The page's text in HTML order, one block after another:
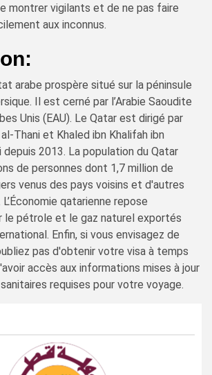
montrer vigilants et de ne pas faire
aux inconnus.
arabe prospère situé sur la péninsule
Il est cerné par l’Arabie Saoudite
Unis (EAU). Le Qatar est dirigé par
Thani et Khaled ibn Khalifah ibn
depuis 2013. La population du Qatar
de personnes dont 1,7 million de
venus des pays voisins et d'autres
qatarienne repose
le pétrole et le gaz naturel exportés
Enfin, si vous envisagez de
pas d'obtenir votre visa à temps
accès aux informations mises à jour
requises pour votre voyage.